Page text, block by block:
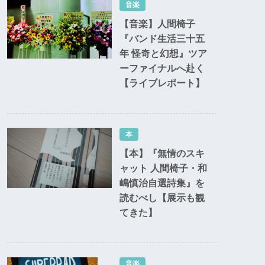
【音楽】人間椅子
『バンド生活三十五
年 怪奇と幻想』ツア
ーファイナルへ赴く
【ライブレポート】
音楽
【本】『無情のスキ
ャット 人間椅子・和
嶋慎治自選詩集』を
読むべし【展示も観
てきた】
本